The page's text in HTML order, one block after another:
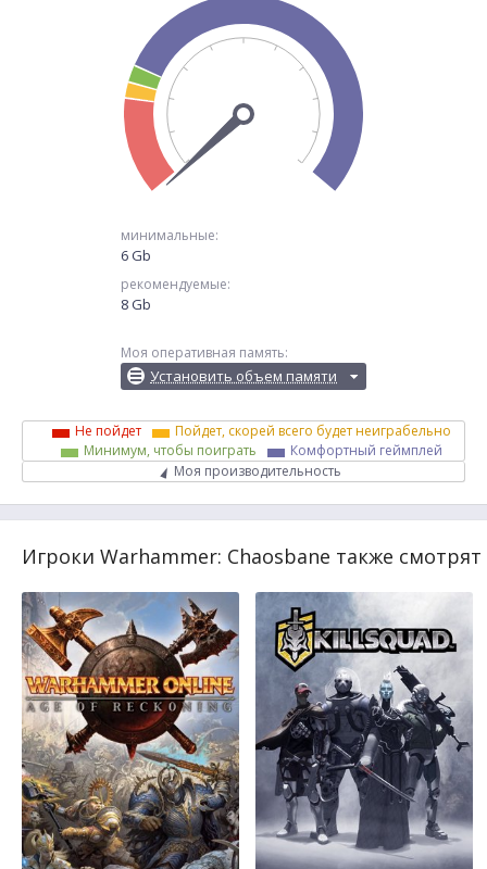
минимальные:
6 Gb
рекомендуемые:
8 Gb
Моя оперативная память:
Установить объем памяти
Не пойдет
Пойдет, скорей всего будет неиграбельно
Минимум, чтобы поиграть
Комфортный геймплей
Моя производительность
Игроки Warhammer: Chaosbane также смотрят